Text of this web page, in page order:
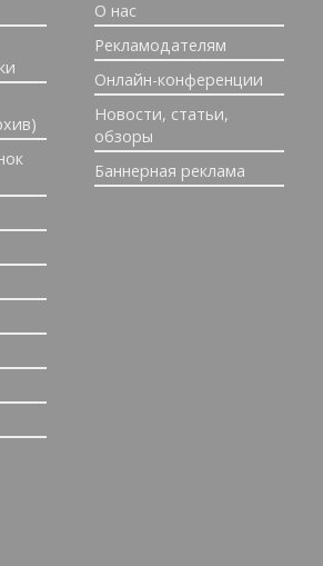
О нас
Рекламодателям
Онлайн-конференции
Новости, статьи,
обзоры
Баннерная реклама